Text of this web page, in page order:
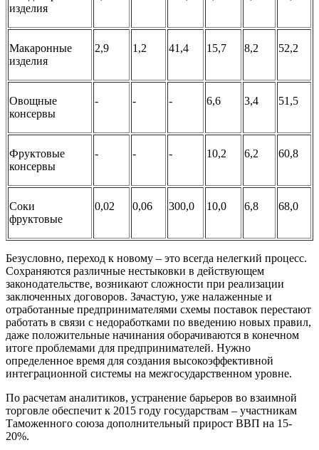
изделия
Макаронные
изделия
2,9 1,2 41,4 15,7 8,2 52,2
Овощные
консервы
- - - 6,6 3,4 51,5
Фруктовые
консервы
- - - 10,2 6,2 60,8
Соки
фруктовые
0,02 0,06 300,0 10,0 6,8 68,0
Безусловно, переход к новому – это всегда нелегкий процесс.
Сохраняются различные нестыковки в действующем
законодательстве, возникают сложности при реализации
заключенных договоров. Зачастую, уже налаженные и
отработанные предпринимателями схемы поставок перестают
работать в связи с недоработками по введению новых правил,
даже положительные начинания оборачиваются в конечном
итоге проблемами для предпринимателей. Нужно
определенное время для создания высокоэффективной
интеграционной системы на межгосударственном уровне.
По расчетам аналитиков, устранение барьеров во взаимной
торговле обеспечит к 2015 году государствам – участникам
Таможенного союза дополнительный прирост ВВП на 15-
20%.